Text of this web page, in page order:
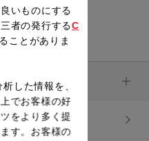
いものにする
者の発行するC
ことがありま
した情報を、
でお客様の好
をより多く提
す。お客様の